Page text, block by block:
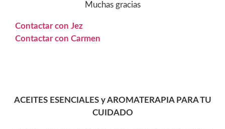
Muchas gracias
Contactar con Jez
Contactar con Carmen
ACEITES ESENCIALES y AROMATERAPIA PARA TU
CUIDADO